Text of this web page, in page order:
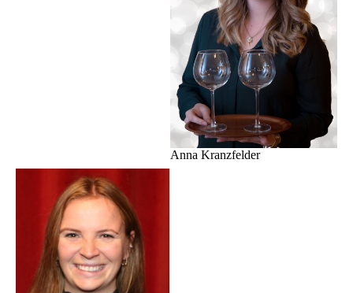
Anna Kranzfelder